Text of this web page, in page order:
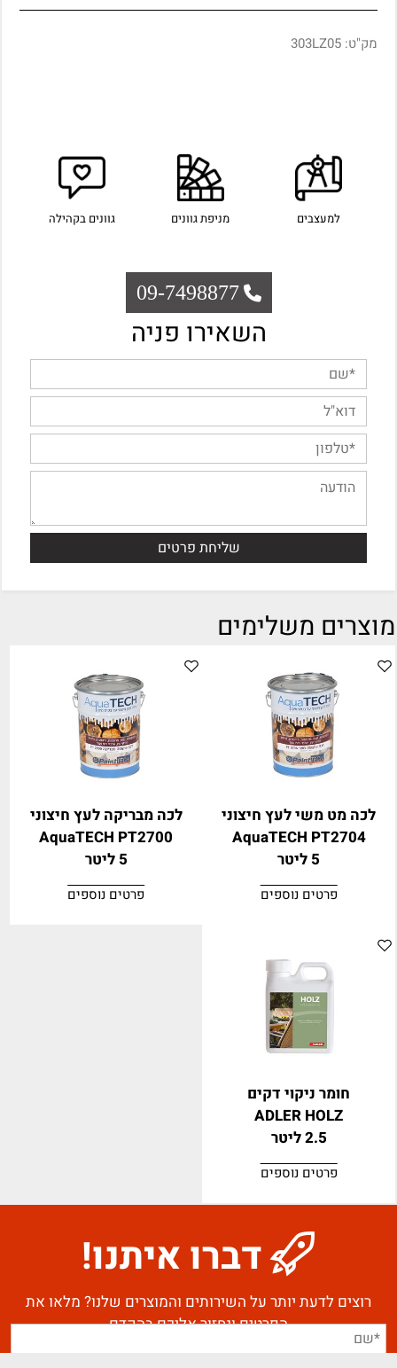
מק"ט: 303LZ05
למעצבים מניפת גוונים גוונים בקהילה
09-7498877
השאירו פניה
מוצרים משלימים
לכה מט משי לעץ חיצוני
AquaTECH PT2704
5 ליטר
פרטים נוספים
לכה מבריקה לעץ חיצוני
AquaTECH PT2700
5 ליטר
פרטים נוספים
חומר ניקוי דקים
ADLER HOLZ
2.5 ליטר
פרטים נוספים
דברו איתנו!
רוצים לדעת יותר על השירותים והמוצרים שלנו? מלאו את
הפרטים ונחזור אליכם בהקדם